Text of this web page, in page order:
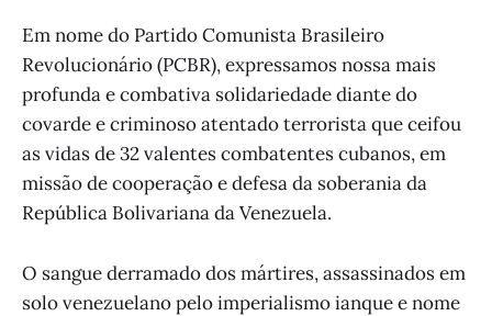
Em nome do Partido Comunista Brasileiro
Revolucionário (PCBR), expressamos nossa mais
profunda e combativa solidariedade diante do
covarde e criminoso atentado terrorista que ceifou
as vidas de 32 valentes combatentes cubanos, em
missão de cooperação e defesa da soberania da
República Bolivariana da Venezuela.
O sangue derramado dos mártires, assassinados em
solo venezuelano pelo imperialismo ianque e nome